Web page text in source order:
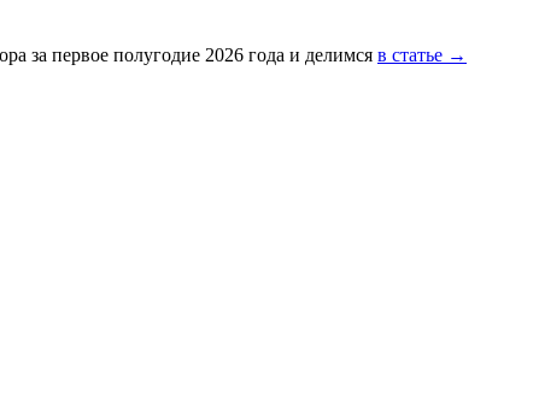
за первое полугодие 2026 года и делимся в статье →